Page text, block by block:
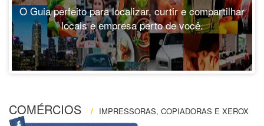
O Guia perfeito para localizar, curtir e compartilhar
locais e empresa perto de você.
COMÉRCIOS / IMPRESSORAS, COPIADORAS E XEROX